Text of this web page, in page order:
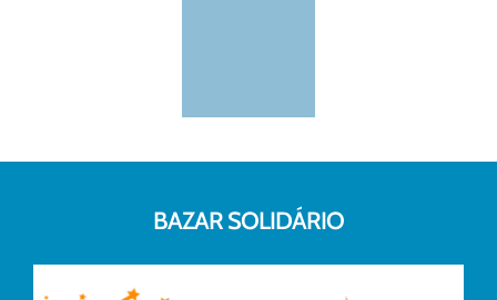
BAZAR SOLIDÁRIO